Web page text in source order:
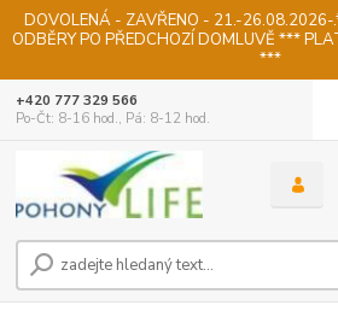
DOVOLENÁ - ZAVŘENO - 21.-
ODBĚRY PO PŘEDCHOZÍ DOMLUVĚ ***
***
+420 777 329 566
Po-Čt: 8-16 hod., Pá: 8-12 hod.